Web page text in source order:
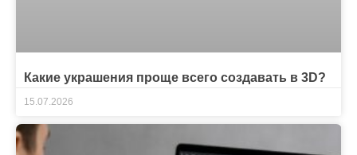
Какие украшения проще всего создавать в 3D?
15.07.2026